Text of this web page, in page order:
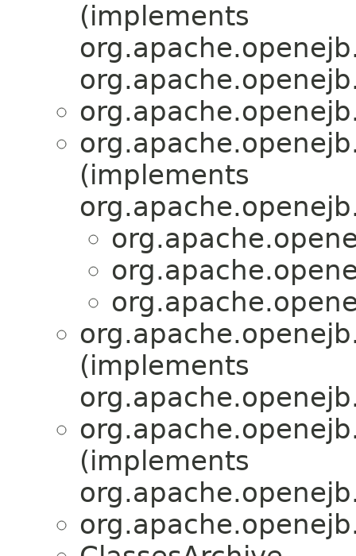
(implements
(implements
(implements
(implements